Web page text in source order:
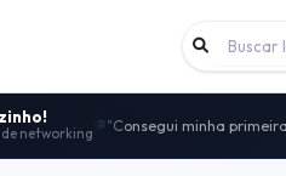
networking
💬 "Consegui minha